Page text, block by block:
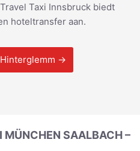
Taxi Innsbruck biedt
hoteltransfer aan.
Hinterglemm →
MÜNCHEN SAALBACH –